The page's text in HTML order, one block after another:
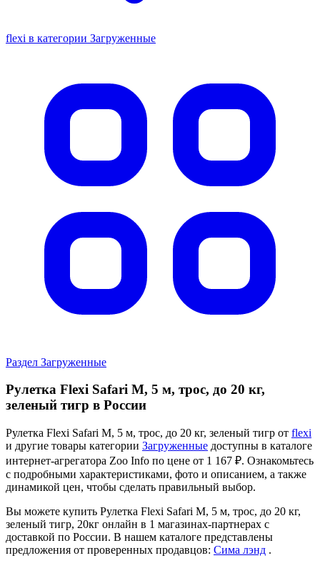
flexi в категории Загруженные
Раздел Загруженные
Рулетка Flexi Safari M, 5 м, трос, до 20 кг,
зеленый тигр в России
Рулетка Flexi Safari M, 5 м, трос, до 20 кг, зеленый тигр от flexi
и другие товары категории Загруженные доступны в каталоге
интернет-агрегатора Zoo Info по цене от 1 167 ₽. Ознакомьтесь
с подробными характеристиками, фото и описанием, а также
динамикой цен, чтобы сделать правильный выбор.
Вы можете купить Рулетка Flexi Safari M, 5 м, трос, до 20 кг,
зеленый тигр, 20кг онлайн в 1 магазинах-партнерах с
доставкой по России. В нашем каталоге представлены
предложения от проверенных продавцов: Сима лэнд .